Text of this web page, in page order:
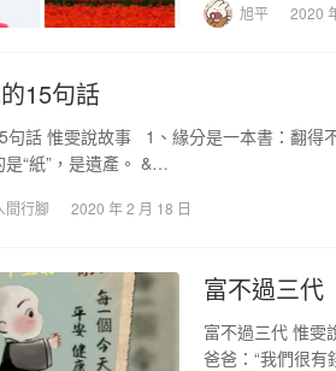
旭平 2020
15句話
句話 惟雯說故事 1、緣分是一本書：翻
是“紙”，是遺產。 &…
間行腳 2020 年 2 月 18 日
富不過三代
富不過三代 惟
爸爸：“我們很